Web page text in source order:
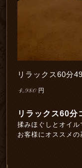
リラックス60分
4,980 円
リラックス60分
揉みほぐしとオイ
お客様にオススメの